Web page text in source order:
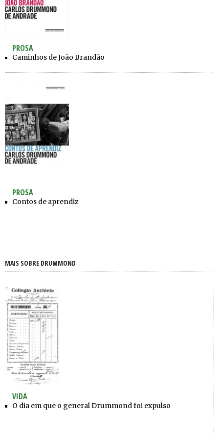
PROSA
Caminhos de João Brandão
PROSA
Contos de aprendiz
MAIS SOBRE DRUMMOND
VIDA
O dia em que o general Drummond foi expulso